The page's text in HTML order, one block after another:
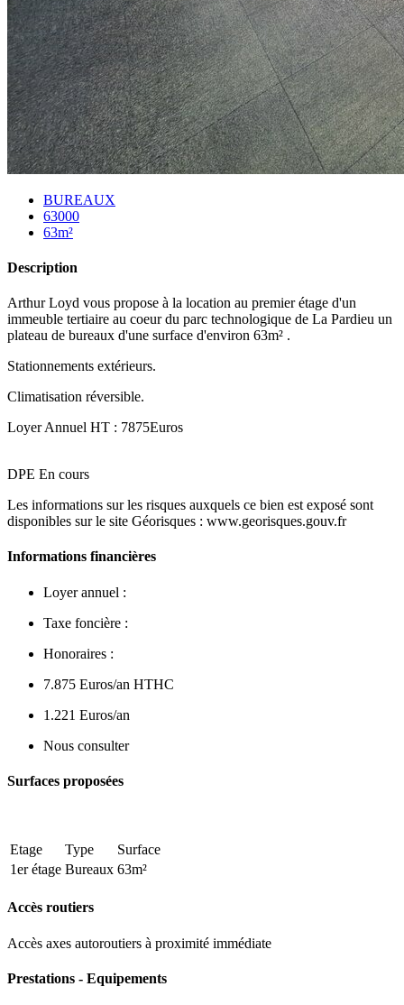
BUREAUX
63000
63m²
Description
Arthur Loyd vous propose à la location au premier étage d'un
immeuble tertiaire au coeur du parc technologique de La Pardieu un
plateau de bureaux d'une surface d'environ 63m² .
Stationnements extérieurs.
Climatisation réversible.
Loyer Annuel HT : 7875Euros
DPE En cours
Les informations sur les risques auxquels ce bien est exposé sont
disponibles sur le site Géorisques : www.georisques.gouv.fr
Informations financières
Loyer annuel :
Taxe foncière :
Honoraires :
7.875 Euros/an HTHC
1.221 Euros/an
Nous consulter
Surfaces proposées
Etage Type
Surface
1er étage Bureaux 63m²
Accès routiers
Accès axes autoroutiers à proximité immédiate
Prestations - Equipements